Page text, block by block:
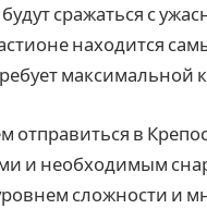
сражаться с
находится
максимальной
отправиться в
и необходимым
сложности и